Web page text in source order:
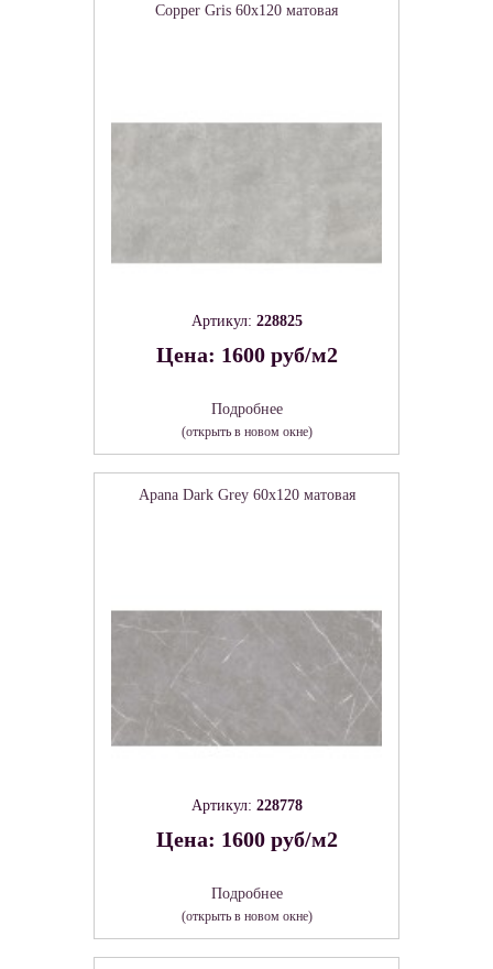
Copper Gris 60х120 матовая
Артикул: 228825
Цена: 1600 руб/м2
Подробнее
(открыть в новом окне)
Apana Dark Grey 60х120 матовая
Артикул: 228778
Цена: 1600 руб/м2
Подробнее
(открыть в новом окне)